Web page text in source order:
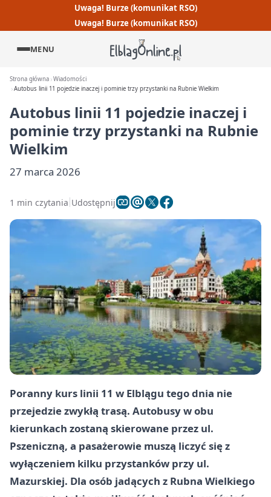
Uwaga! Burze (komunikat RSO)
Uwaga! Burze (komunikat RSO)
MENU
Strona główna Wiadomości
Autobus linii 11 pojedzie inaczej i pominie trzy przystanki na Rubnie Wielkim
Autobus linii 11 pojedzie inaczej i
pominie trzy przystanki na Rubnie
Wielkim
27 marca 2026
1 min czytania Udostępnij
Poranny kurs linii 11 w Elblągu tego dnia nie
przejedzie zwykłą trasą. Autobusy w obu
kierunkach zostaną skierowane przez ul.
Pszeniczną, a pasażerowie muszą liczyć się z
wyłączeniem kilku przystanków przy ul.
Mazurskiej. Dla osób jadących z Rubna Wielkiego